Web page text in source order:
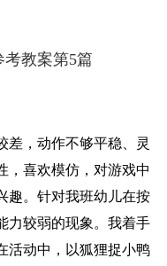
教案第5篇
，动作不够平稳、灵
，喜欢模仿，对游戏中
趣。针对我班幼儿在按
力较弱的现象。我着手
活动中，以狐狸捉小鸭